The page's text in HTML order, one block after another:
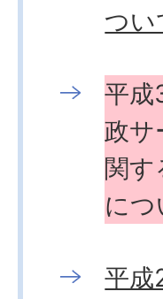
つい
平成
政サ
関す
につ
平成